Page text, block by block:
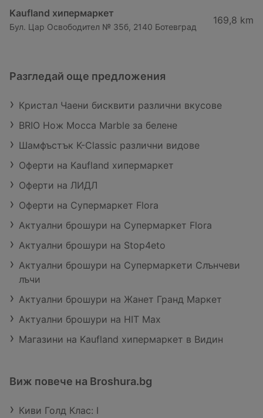
Kaufland хипермаркет
Бул. Цар Освободител № 35б, 2140 Ботевград
169,8 km
Разгледай още предложения
Кристал Чаени бисквити различни вкусове
BRIO Нож Mocca Marble за белене
Шамфъстък K-Classic различни видове
Оферти на Kaufland хипермаркет
Оферти на ЛИДЛ
Оферти на Супермаркет Flora
Актуални брошури на Супермаркет Flora
Актуални брошури на Stop4eto
Актуални брошури на Супермаркети Слънчеви
лъчи
Актуални брошури на Жанет Гранд Маркет
Актуални брошури на HIT Max
Магазини на Kaufland хипермаркет в Видин
Виж повече на Broshura.bg
Киви Голд Клас: I